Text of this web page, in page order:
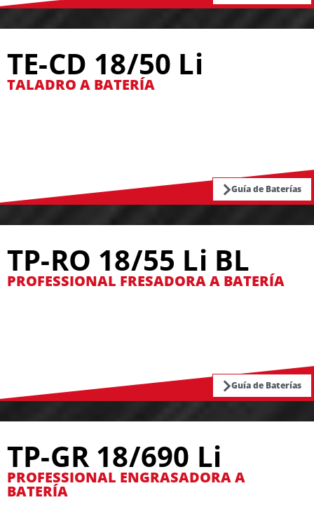
TE-CD 18/50 Li
TALADRO A BATERÍA
Guía de Baterías
TP-RO 18/55 Li BL
PROFESSIONAL FRESADORA A BATERÍA
Guía de Baterías
TP-GR 18/690 Li
PROFESSIONAL ENGRASADORA A
BATERÍA